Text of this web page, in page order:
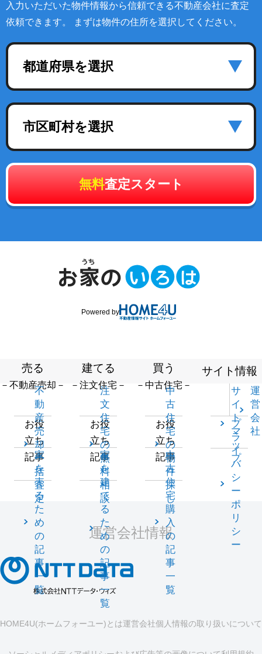
入力いただいた物件情報から信頼できる不動産会社に査定
依頼できます。 まずは物件の住所を選択してください。
都道府県を選択
市区町村を選択
無料査定スタート
Powered by
売る
－不動産売却－
不
動
産
売
却
一
括
査
定
お役
立ち
記事
家
を
売
る
た
め
の
記
事
一
覧
建てる
－注文住宅－
注
文
住
宅
の
無
料
相
談
お役
立ち
記事
家
を
建
て
る
た
め
の
記
事
一
覧
買う
－中古住宅－
中
古
住
宅
の
物
件
探
し
お役
立ち
記事
中
古
住
宅
購
入
の
記
事
一
覧
サイト情報
サ
イ
ト
マ
ッ
プ
運
営
会
社
プ
ラ
イ
バ
シ
ー
ポ
リ
シ
ー
運営会社情報
HOME4U(ホームフォーユー)とは運営会社個人情報の取り扱いについて